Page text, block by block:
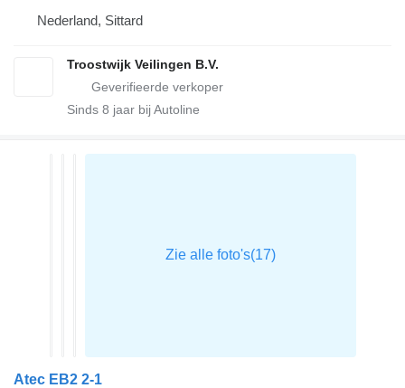
Nederland, Sittard
Troostwijk Veilingen B.V.
Sinds 8 jaar bij Autoline
Atec EB2 2-1